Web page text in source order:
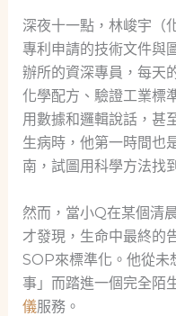
深夜十一點，林峻宇（
專利申請的技術文件與
辦所的資深專員，每天
化學配方、驗證工業標
用數據和邏輯說話，甚
生病時，他第一時間也
南，試圖用科學方法找
然而，當小Q在某個清
才發現，生命中最終的
SOP來標準化。他從未
事」而踏進一個完全
儀服務。